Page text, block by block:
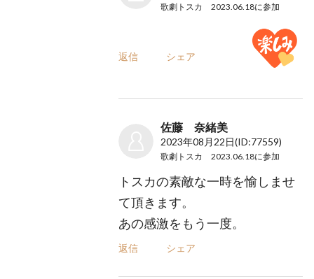
歌劇トスカ 2023.06.18に参加
返信 シェア
佐藤 奈緒美
2023年08月22日(ID:77559)
歌劇トスカ 2023.06.18に参加
トスカの素敵な一時を愉しませ
て頂きます。
あの感激をもう一度。
返信 シェア